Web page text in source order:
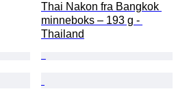
Thai Nakon fra Bangkok
minneboks – 193 g -
Thailand